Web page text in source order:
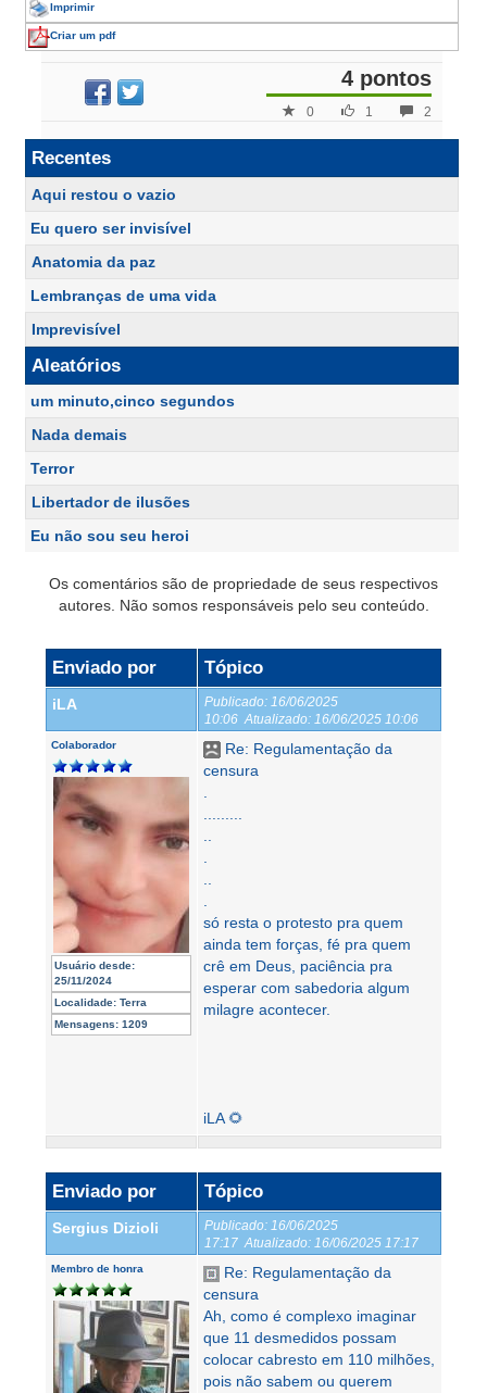
Imprimir
Criar um pdf
4 pontos
2
1
0
Recentes
Aqui restou o vazio
Eu quero ser invisível
Anatomia da paz
Lembranças de uma vida
Imprevisível
Aleatórios
um minuto,cinco segundos
Nada demais
Terror
Libertador de ilusões
Eu não sou seu heroi
Os comentários são de propriedade de seus respectivos
autores. Não somos responsáveis pelo seu conteúdo.
Enviado por Tópico
iLA Publicado: 16/06/2025
10:06 Atualizado: 16/06/2025 10:06
Colaborador
Usuário desde:
25/11/2024
Localidade: Terra
Mensagens: 1209
Re: Regulamentação da
censura
só resta o protesto pra quem
ainda tem forças, fé pra quem
crê em Deus, paciência pra
esperar com sabedoria algum
milagre acontecer.
iLA 🌻
Enviado por Tópico
Sergius Dizioli Publicado: 16/06/2025
17:17 Atualizado: 16/06/2025 17:17
Membro de honra
Re: Regulamentação da
censura
Ah, como é complexo imaginar
que 11 desmedidos possam
colocar cabresto em 110 milhões,
pois não sabem ou querem